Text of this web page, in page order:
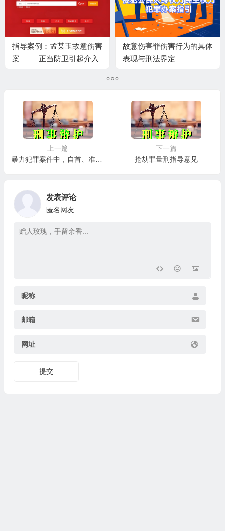
指导案例：孟某玉故意伤害
案 —— 正当防卫引起介入
故意伤害罪伤害行为的具体
表现与刑法界定
上一篇
暴力犯罪案件中，自首、准自首、坦白和立功的量刑适用
下一篇
抢劫罪量刑指导意见
发表评论
匿名网友
昵称
邮箱
网址
提交